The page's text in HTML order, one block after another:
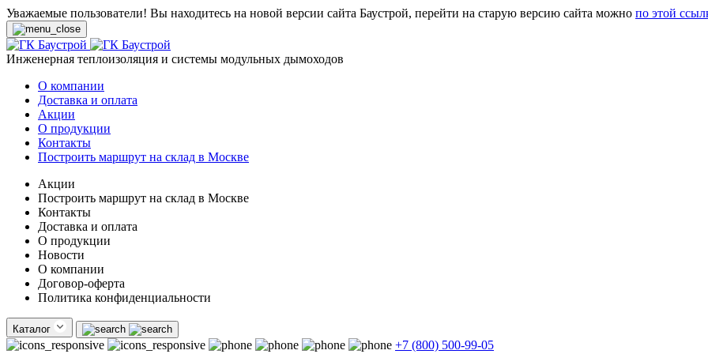
Уважаемые пользователи! Вы находитесь на новой версии сайта Баустрой, перейти на старую версию сайта можно по этой
Инженерная теплоизоляция и системы модульных дымоходов
О компании
Доставка и оплата
Акции
О продукции
Контакты
Построить маршрут на склад в Москве
Акции
Построить маршрут на склад в Москве
Контакты
Доставка и оплата
О продукции
Новости
О компании
Договор-оферта
Политика конфиденциальности
Каталог
+7 (800) 500-99-05